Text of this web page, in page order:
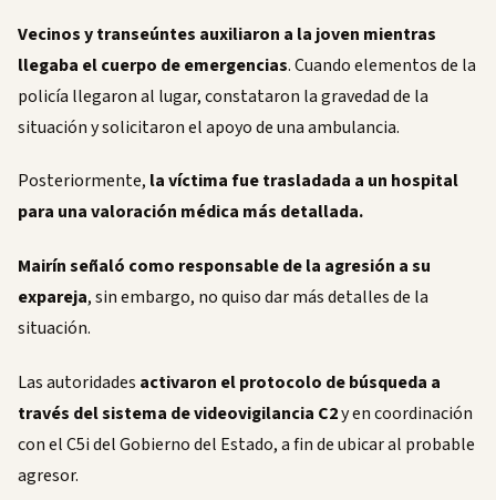
Vecinos y transeúntes auxiliaron a la joven mientras
llegaba el cuerpo de emergencias. Cuando elementos de la
policía llegaron al lugar, constataron la gravedad de la
situación y solicitaron el apoyo de una ambulancia.
Posteriormente, la víctima fue trasladada a un hospital
para una valoración médica más detallada.
Mairín señaló como responsable de la agresión a su
expareja, sin embargo, no quiso dar más detalles de la
situación.
Las autoridades activaron el protocolo de búsqueda a
través del sistema de videovigilancia C2y en coordinación
con el C5i del Gobierno del Estado, a fin de ubicar al probable
agresor.